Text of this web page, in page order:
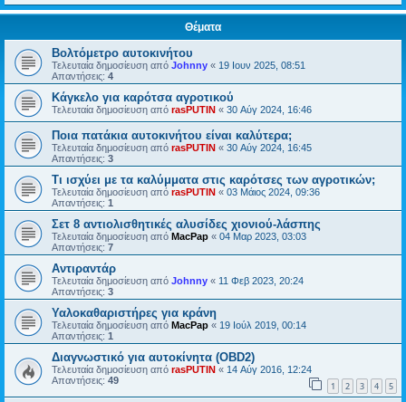
Θέματα
Βολτόμετρο αυτοκινήτου
Τελευταία δημοσίευση από Johnny « 19 Ιουν 2025, 08:51
Απαντήσεις: 4
Κάγκελο για καρότσα αγροτικού
Τελευταία δημοσίευση από rasPUTIN « 30 Αύγ 2024, 16:46
Ποια πατάκια αυτοκινήτου είναι καλύτερα;
Τελευταία δημοσίευση από rasPUTIN « 30 Αύγ 2024, 16:45
Απαντήσεις: 3
Τι ισχύει με τα καλύμματα στις καρότσες των αγροτικών;
Τελευταία δημοσίευση από rasPUTIN « 03 Μάιος 2024, 09:36
Απαντήσεις: 1
Σετ 8 αντιολισθητικές αλυσίδες χιονιού-λάσπης
Τελευταία δημοσίευση από MacPap « 04 Μαρ 2023, 03:03
Απαντήσεις: 7
Αντιραντάρ
Τελευταία δημοσίευση από Johnny « 11 Φεβ 2023, 20:24
Απαντήσεις: 3
Υαλοκαθαριστήρες για κράνη
Τελευταία δημοσίευση από MacPap « 19 Ιούλ 2019, 00:14
Απαντήσεις: 1
Διαγνωστικό για αυτοκίνητα (OBD2)
Τελευταία δημοσίευση από rasPUTIN « 14 Αύγ 2016, 12:24
Απαντήσεις: 49 1 2 3 4 5